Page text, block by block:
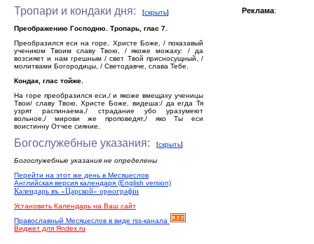
Тропари и кондаки дня: [скрыть]
Преображению Господню. Тропарь, глас 7.
Преобразился еси на горе, Христе Боже, / показавый
учеником Твоим славу Твою, / якоже можаху: / да
возсияет и нам грешным / свет Твой присносущный, /
молитвами Богородицы, / Светодавче, слава Тебе.
Кондак, глас тойже.
На горе преобразился еси,/ и якоже вмещаху ученицы
Твои/ славу Твою, Христе Боже, видеша:/ да егда Тя
узрят распинаема,/ страдание убо уразумеют
вольное,/ мирови же проповедят,/ яко Ты еси
воистинну Отчее сияние.
Богослужебные указания: [скрыть]
Богослужебные указания не определены
Перейти на этот же день в Месяцеслов
Английская версия календаря (English version)
Календарь въ «Царской» орѳографiи
Установить Календарь на Ваш сайт
Православный Месяцеслов в виде rss-канала
Виджет для Яndex.ru
Реклама: